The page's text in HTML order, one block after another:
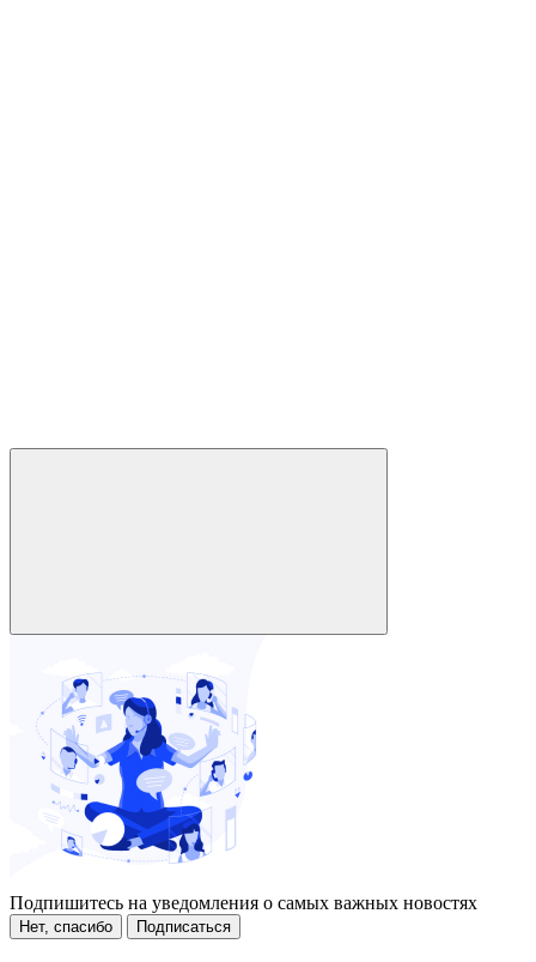
Подпишитесь на уведомления о самых важных новостях
Нет, спасибо Подписаться